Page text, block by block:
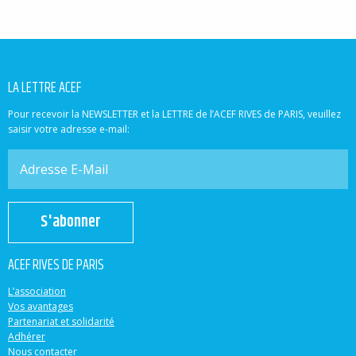
LA LETTRE ACEF
Pour recevoir la NEWSLETTER et la LETTRE de l’ACEF RIVES de PARIS, veuillez
saisir votre adresse e-mail:
S'abonner
ACEF RIVES DE PARIS
L’association
Vos avantages
Partenariat et solidarité
Adhérer
Nous contacter